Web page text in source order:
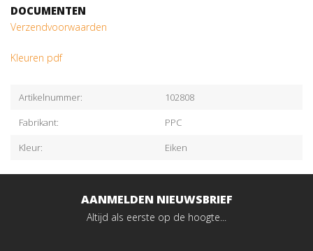
DOCUMENTEN
Verzendvoorwaarden
Kleuren pdf
Artikelnummer:
102808
Fabrikant:
PPC
Kleur:
Eiken
AANMELDEN NIEUWSBRIEF
Altijd als eerste op de hoogte...